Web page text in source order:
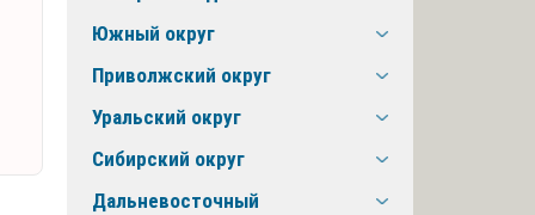
Южный округ
Приволжский округ
Уральский округ
Сибирский округ
Дальневосточный